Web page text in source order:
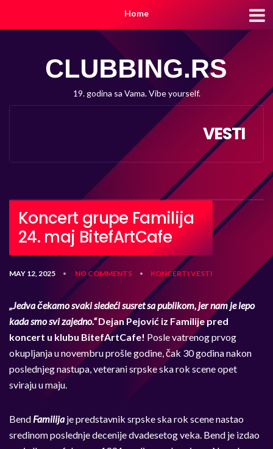
Home
19. godina sa Vama. Vibe yourself.
VESTI
Koncert grupe Familija
24. maj BitefArtCafe
MAY 12, 2025 • NO COMMENTS • KONCERTI VESTI
„Jedva čekamo svaki sledeći susret sa publikom, jer nam je lepo
kada smo svi zajedno.“Dejan Pejović iz Familije pred
koncert u klubu BitefArtCafe! Posle vatrenog prvog
okupljanja u novembru prošle godine, čak 30 godina nakon
poslednjeg nastupa, veterani srpske ska rok scene opet
sviraju u maju.
Bend Familijaje predstavnik srpske ska rok scene nastao
sredinom poslednje decenije dvadesetog veka. Bend je izdao